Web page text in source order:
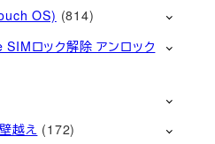
OS) (814)
ロック解除 アンロック
越え (172)